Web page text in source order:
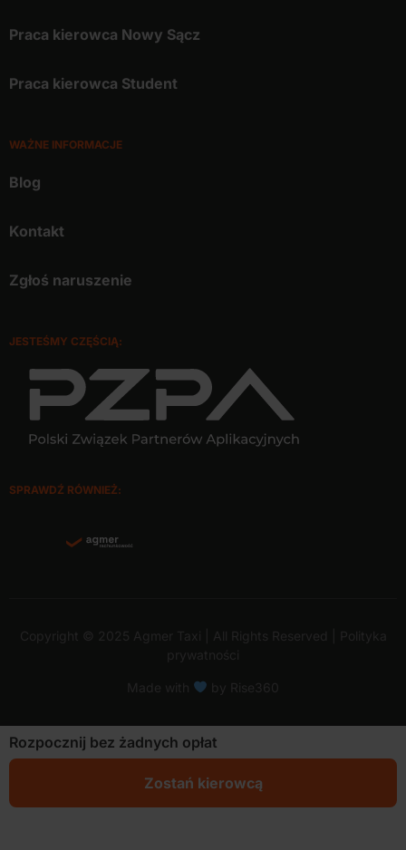
Praca kierowca Nowy Sącz
Praca kierowca Student
WAŻNE INFORMACJE
Blog
Kontakt
Zgłoś naruszenie
JESTEŚMY CZĘŚCIĄ:
SPRAWDŹ RÓWNIEŻ:
Rozpocznij bez żadnych opłat
Zostań kierowcą